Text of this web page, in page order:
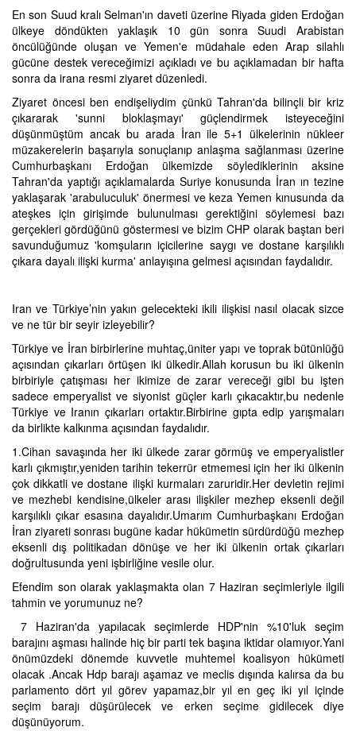
En son Suud kralı Selman'ın daveti üzerine Riyada giden Erdoğan
ülkeye döndükten yaklaşık 10 gün sonra Suudi Arabistan
öncülüğünde oluşan ve Yemen'e müdahale eden Arap silahlı
gücüne destek vereceğimizi açıkladı ve bu açıklamadan bir hafta
sonra da irana resmi ziyaret düzenledi.
Ziyaret öncesi ben endişeliydim çünkü Tahran'da bilinçli bir kriz
çıkararak 'sunni bloklaşmayı' güçlendirmek isteyeceğini
düşünmüştüm ancak bu arada İran ile 5+1 ülkelerinin nükleer
müzakerelerin başarıyla sonuçlanıp anlaşma sağlanması üzerine
Cumhurbaşkanı Erdoğan ülkemizde söylediklerinin aksine
Tahran'da yaptığı açıklamalarda Suriye konusunda İran ın tezine
yaklaşarak 'arabuluculuk' önermesi ve keza Yemen kınusunda da
ateşkes için girişimde bulunulması gerektiğini söylemesi bazı
gerçekleri gördüğünü göstermesi ve bizim CHP olarak baştan beri
savunduğumuz 'komşuların içicilerine saygı ve dostane karşılıklı
çıkara dayalı ilişki kurma' anlayışına gelmesi açısından faydalıdır.
Iran ve Türkiye’nin yakın gelecekteki ikili ilişkisi nasıl olacak sizce
ve ne tür bir seyir izleyebilir?
Türkiye ve İran birbirlerine muhtaç,üniter yapı ve toprak bütünlüğü
açısından çıkarları örtüşen iki ülkedir.Allah korusun bu iki ülkenin
birbiriyle çatışması her ikimize de zarar vereceği gibi bu işten
sadece emperyalist ve siyonist güçler karlı çıkacaktır,bu nedenle
Türkiye ve Iranın çıkarları ortaktır.Birbirine gıpta edip yarışmaları
da birlikte kalkınma açısından faydalıdır.
1.Cihan savaşında her iki ülkede zarar görmüş ve emperyalistler
karlı çıkmıştır,yeniden tarihin tekerrür etmemesi için her iki ülkenin
çok dikkatli ve dostane ilişki kurmaları zaruridir.Her devletin rejimi
ve mezhebi kendisine,ülkeler arası ilişkiler mezhep eksenli değil
karşılıklı çıkar esasına dayalıdır.Umarım Cumhurbaşkanı Erdoğan
İran ziyareti sonrası bugüne kadar hükümetin sürdürdüğü mezhep
eksenli dış politikadan dönüşe ve her iki ülkenin ortak çıkarları
doğrultusunda yeni işbirliğine vesile olur.
Efendim son olarak yaklaşmakta olan 7 Haziran seçimleriyle ilgili
tahmin ve yorumunuz ne?
7 Haziran'da yapılacak seçimlerde HDP'nin %10'luk seçim
barajını aşması halinde hiç bir parti tek başına iktidar olamıyor.Yani
önümüzdeki dönemde kuvvetle muhtemel koalisyon hükümeti
olacak .Ancak Hdp barajı aşamaz ve meclis dışında kalırsa da bu
parlamento dört yıl görev yapamaz,bir yıl en geç iki yıl içinde
seçim barajı düşürülecek ve erken seçime gidilecek diye
düşünüyorum.